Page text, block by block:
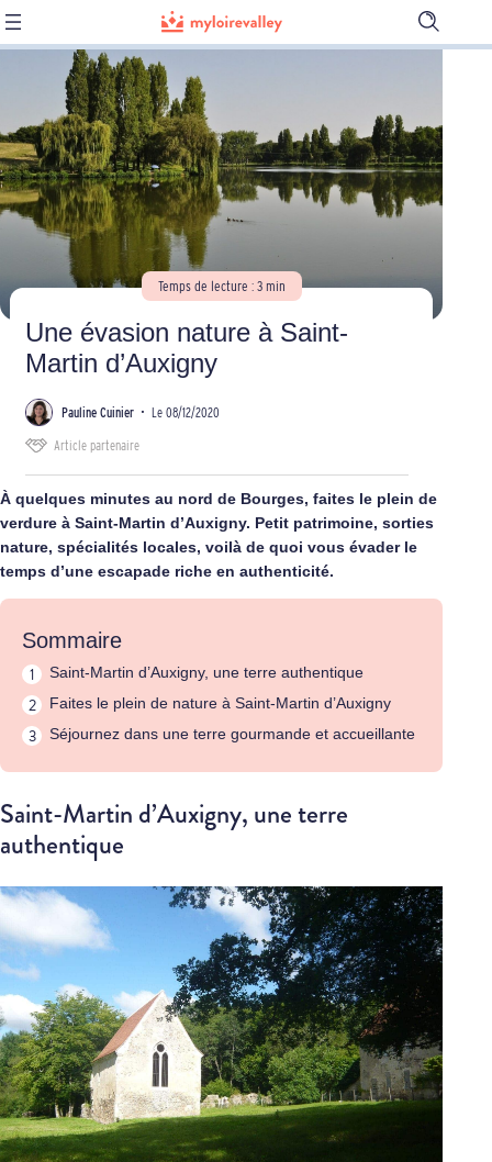
Ouvrir
la
Temps de lecture : 3 min
Une évasion nature à Saint-
Martin d’Auxigny
Pauline Cuinier • Le 08/12/2020
Article partenaire
À quelques minutes au nord de Bourges, faites le plein de
verdure à Saint-Martin d’Auxigny. Petit patrimoine, sorties
nature, spécialités locales, voilà de quoi vous évader le
temps d’une escapade riche en authenticité.
Sommaire
Saint-Martin d’Auxigny, une terre authentique
Faites le plein de nature à Saint-Martin d’Auxigny
Séjournez dans une terre gourmande et accueillante
Saint-Martin d’Auxigny, une terre
authentique